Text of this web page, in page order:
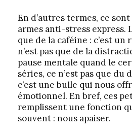
En d’autres termes, ce
armes anti-stress express.
que de la caféine : c’est un
n’est pas que de la
pause mentale quand le
séries, ce n’est pas que du
c’est une bulle qui nous
émotionnel. En bref, ces
remplissent une fonction
souvent : nous apaiser.